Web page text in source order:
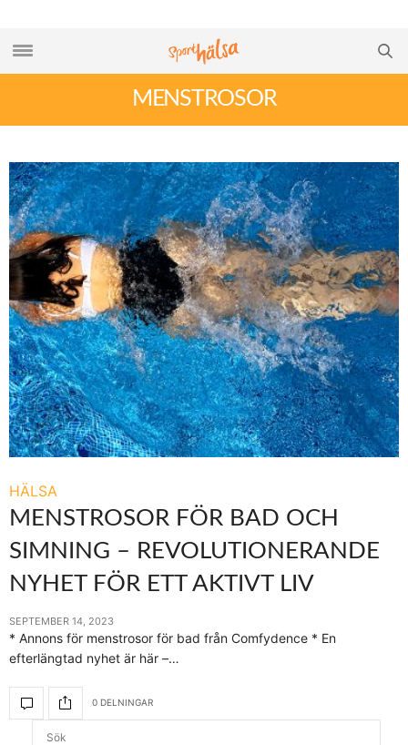
MENSTROSOR
HÄLSA
MENSTROSOR FÖR BAD OCH
SIMNING – REVOLUTIONERANDE
NYHET FÖR ETT AKTIVT LIV
SEPTEMBER 14, 2023
* Annons för menstrosor för bad från Comfydence * En
efterlängtad nyhet är här –…
0 DELNINGAR